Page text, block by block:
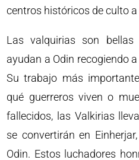
centros históricos de culto a
Las valquirias son bellas
ayudan a Odin recogiendo
Su trabajo más
qué guerreros viven o
fallecidos, las Valkirias
se convertirán en
Odin. Estos luchadores